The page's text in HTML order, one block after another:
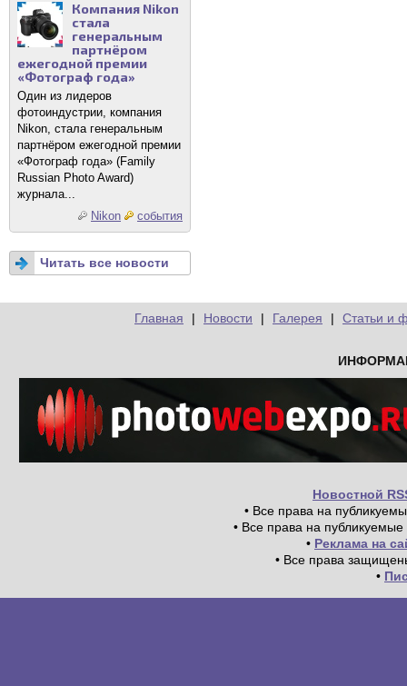
Компания Nikon
стала
генеральным
партнёром
ежегодной премии
«Фотограф года»
Один из лидеров
фотоиндустрии, компания
Nikon, стала генеральным
партнёром ежегодной премии
«Фотограф года» (Family
Russian Photo Award)
журнала...
Nikon
события
Читать все новости
Главная | Новости | Галерея | Статьи и
Новостной
• Все права на
• Все права на
• Реклама на
• Все права
•